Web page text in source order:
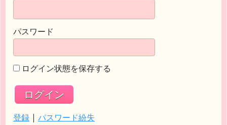
パスワード
ログイン状態を保存する
登録 | パスワード紛失